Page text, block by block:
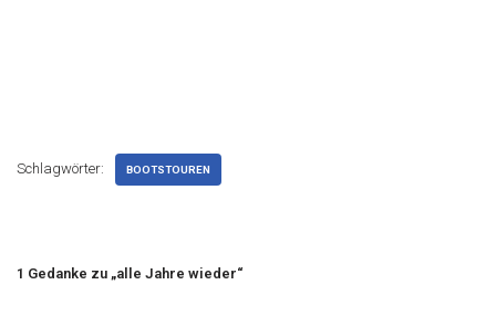
Schlagwörter: BOOTSTOUREN
1 Gedanke zu „alle Jahre wieder“